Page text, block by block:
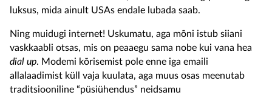
luksus, mida ainult USAs endale lubada saab.
Ning muidugi internet! Uskumatu, aga mõni istub siiani
vaskkaabli otsas, mis on peaaegu sama nobe kui vana hea
dial up. Modemi kõrisemist pole enne iga emaili
allalaadimist küll vaja kuulata, aga muus osas meenutab
traditsiooniline “püsiühendus” neidsamu